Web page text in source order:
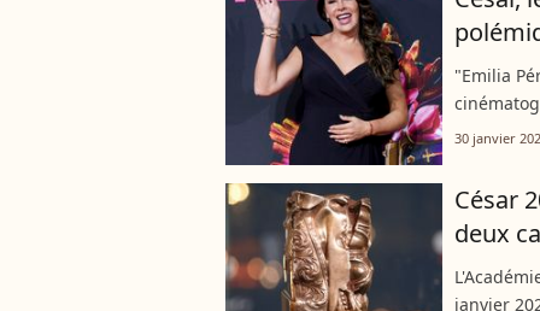
"Emilia
Jacques
30 janvier
César
deux
janvier